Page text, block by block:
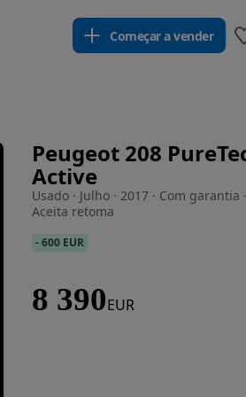
Começar a vender
Peugeot 208
Active
Usado · Julho · 2017 · Com garantia
Aceita retoma
-600 EUR
8 390EUR